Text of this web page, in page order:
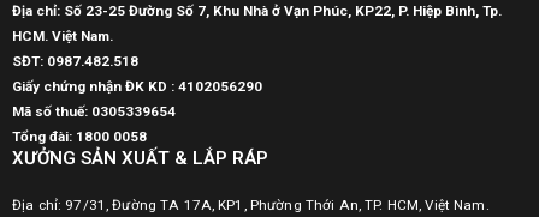
Địa chỉ: Số 23-25 Đường Số 7, Khu Nhà ở Vạn Phúc, KP22, P. Hiệp Bình, Tp.
HCM. Việt Nam.
SĐT: 0987.482.518
Giấy chứng nhận ĐK KD : 4102056290
Mã số thuế: 0305339654
Tổng đài: 1800 0058
XƯỞNG SẢN XUẤT & LẮP RÁP
Địa chỉ: 97/31, Đường TA 17A, KP1, Phường Thới An, TP. HCM, Việt Nam.